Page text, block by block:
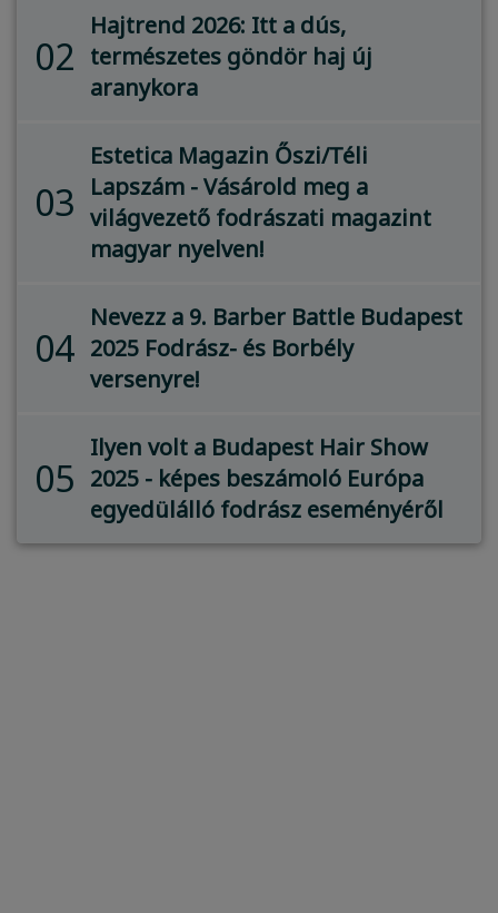
02
Hajtrend 2026: Itt a dús,
természetes göndör haj új
aranykora
03
Estetica Magazin Őszi/Téli
Lapszám - Vásárold meg a
világvezető fodrászati magazint
magyar nyelven!
04
Nevezz a 9. Barber Battle Budapest
2025 Fodrász- és Borbély
versenyre!
05
Ilyen volt a Budapest Hair Show
2025 - képes beszámoló Európa
egyedülálló fodrász eseményéről